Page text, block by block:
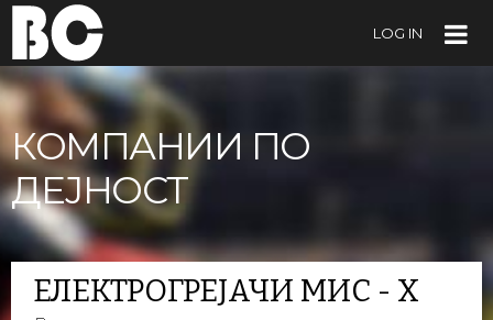
LOG IN
КОМПАНИИ ПО
ДЕЈНОСТ
ЕЛЕКТРОГРЕЈАЧИ МИС - Х